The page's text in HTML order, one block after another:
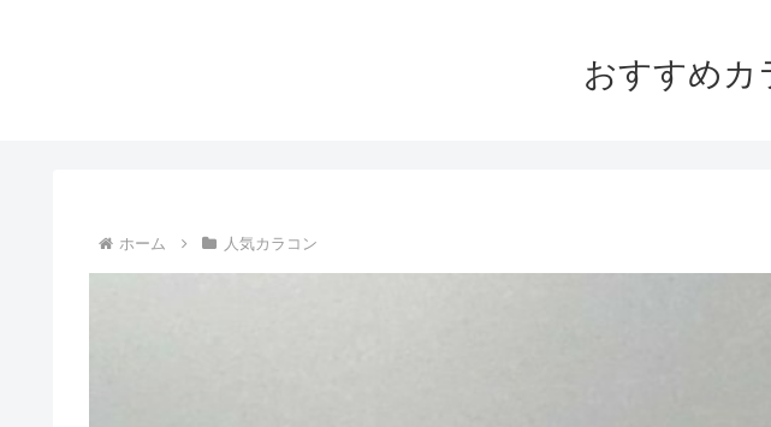
おすすめカ
ホーム 人気カラコン